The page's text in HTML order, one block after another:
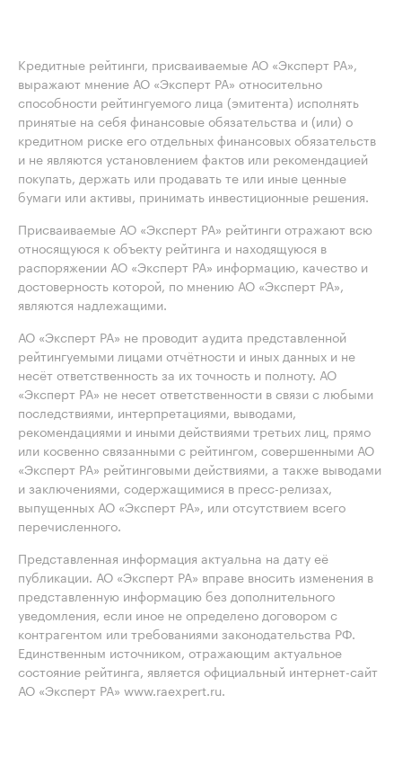
Кредитные рейтинги, присваиваемые АО «Эксперт РА»,
выражают мнение АО «Эксперт РА» относительно
способности рейтингуемого лица (эмитента) исполнять
принятые на себя финансовые обязательства и (или) о
кредитном риске его отдельных финансовых обязательств
и не являются установлением фактов или рекомендацией
покупать, держать или продавать те или иные ценные
бумаги или активы, принимать инвестиционные решения.
Присваиваемые АО «Эксперт РА» рейтинги отражают всю
относящуюся к объекту рейтинга и находящуюся в
распоряжении АО «Эксперт РА» информацию, качество и
достоверность которой, по мнению АО «Эксперт РА»,
являются надлежащими.
АО «Эксперт РА» не проводит аудита представленной
рейтингуемыми лицами отчётности и иных данных и не
несёт ответственность за их точность и полноту. АО
«Эксперт РА» не несет ответственности в связи с любыми
последствиями, интерпретациями, выводами,
рекомендациями и иными действиями третьих лиц, прямо
или косвенно связанными с рейтингом, совершенными АО
«Эксперт РА» рейтинговыми действиями, а также выводами
и заключениями, содержащимися в пресс-релизах,
выпущенных АО «Эксперт РА», или отсутствием всего
перечисленного.
Представленная информация актуальна на дату её
публикации. АО «Эксперт РА» вправе вносить изменения в
представленную информацию без дополнительного
уведомления, если иное не определено договором с
контрагентом или требованиями законодательства РФ.
Единственным источником, отражающим актуальное
состояние рейтинга, является официальный интернет-сайт
АО «Эксперт РА» www.raexpert.ru.